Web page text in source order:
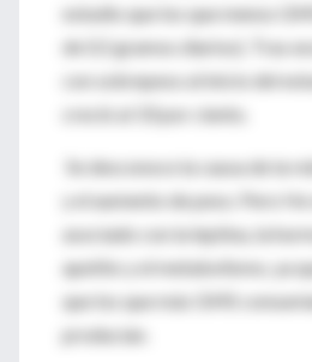
estudio que los que menos
de 0,5 gramos diarios). Tras
con sobrepeso al inicio del
creció al 33 por ciento.
Se desconoce la causa de la
y el aumento de peso. Pero
asociado con la leptina, la
apetito y el metabolismo, ya
que los que más GMS
producían.